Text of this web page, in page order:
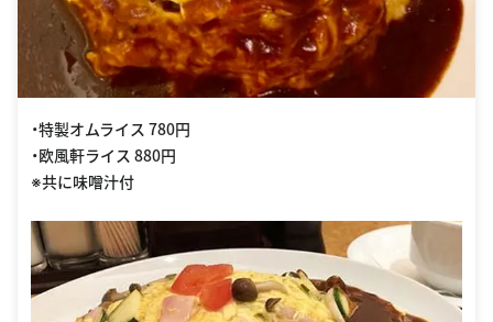
・特製オムライス 780円
・欧風軒ライス 880円
※共に味噌汁付